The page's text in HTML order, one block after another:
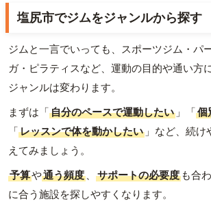
塩尻市でジムをジャンルから探す
ジムと一言でいっても、スポーツジム・パ
ガ・ピラティスなど、運動の目的や通い方
ジャンルは変わります。
まずは「自分のペースで運動したい 」「個
「レッスンで体を動かしたい 」など、続
えてみましょう。
予算や通う頻度 、 サポートの必要度 も合
に合う施設を探しやすくなります。